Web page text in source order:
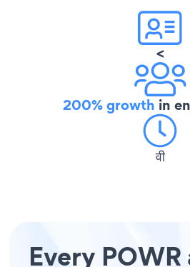
<
200% growth in
वी
Every POWR